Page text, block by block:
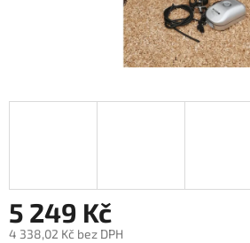
5 249 Kč
4 338,02 Kč bez DPH